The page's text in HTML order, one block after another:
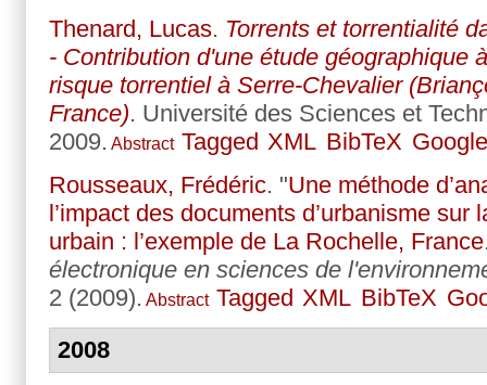
Thenard, Lucas. Torrents et torrentialité
- Contribution d'une étude géographique
risque torrentiel à Serre-Chevalier
France). Université des Sciences et
2009. Abstract Tagged XML BibTeX
Rousseaux, Frédéric. "Une méthode
l’impact des documents d’urbanisme sur
urbain : l’exemple de La Rochelle, France
électronique en sciences de
2 (2009). Abstract Tagged XML BibTeX
2008